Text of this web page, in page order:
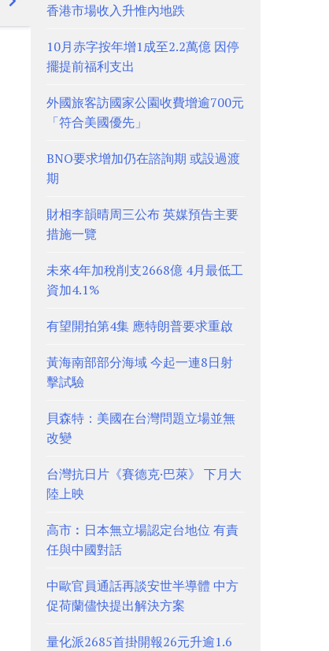
香港市場收入升惟內地跌
10月赤字按年增1成至2.2萬億 因停
擺提前福利支出
外國旅客訪國家公園收費增逾700元
「符合美國優先」
BNO要求增加仍在諮詢期 或設過渡
期
財相李韻晴周三公布 英媒預告主要
措施一覽
未來4年加稅削支2668億 4月最低工
資加4.1%
有望開拍第4集 應特朗普要求重啟
黃海南部部分海域 今起一連8日射
擊試驗
貝森特：美國在台灣問題立場並無
改變
台灣抗日片《賽德克·巴萊》 下月大
陸上映
高市︰日本無立場認定台地位 有責
任與中國對話
中歐官員通話再談安世半導體 中方
促荷蘭儘快提出解決方案
量化派2685首掛開報26元升逾1.6